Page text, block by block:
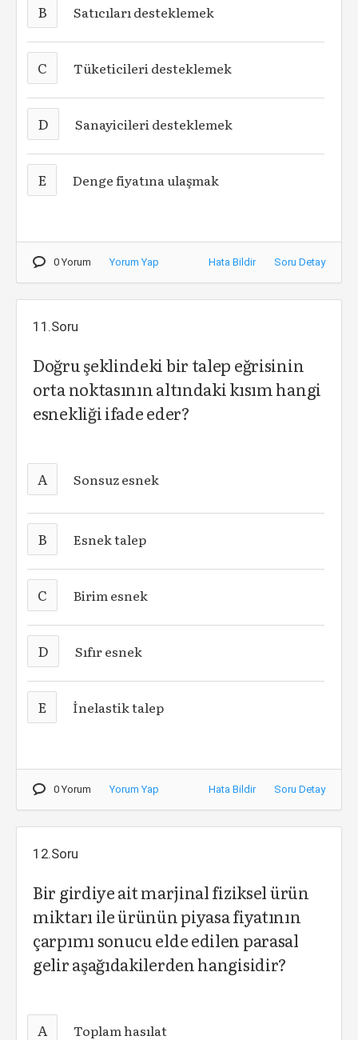
B Satıcıları desteklemek
C Tüketicileri desteklemek
D Sanayicileri desteklemek
E Denge fiyatına ulaşmak
0 Yorum Yorum Yap Hata Bildir Soru Detay
11.Soru
Doğru şeklindeki bir talep eğrisinin
orta noktasının altındaki kısım hangi
esnekliği ifade eder?
A Sonsuz esnek
B Esnek talep
C Birim esnek
D Sıfır esnek
E İnelastik talep
0 Yorum Yorum Yap Hata Bildir Soru Detay
12.Soru
Bir girdiye ait marjinal fiziksel ürün
miktarı ile ürünün piyasa fiyatının
çarpımı sonucu elde edilen parasal
gelir aşağıdakilerden hangisidir?
A Toplam hasılat